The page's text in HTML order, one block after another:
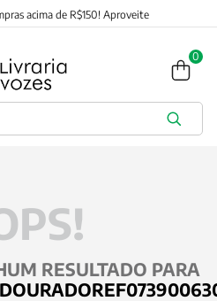
acima de R$150! Aproveite
0
RESULTADO PARA